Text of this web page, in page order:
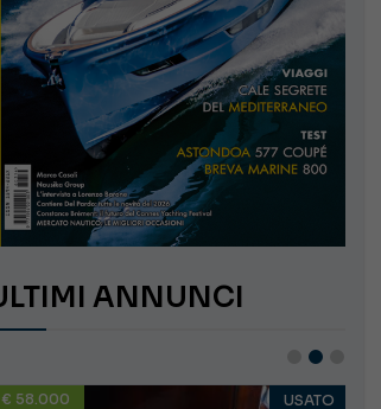
ULTIMI ANNUNCI
€ 58.000 USATO